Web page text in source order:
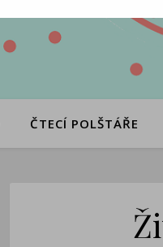
ČTECÍ POLŠTÁŘE